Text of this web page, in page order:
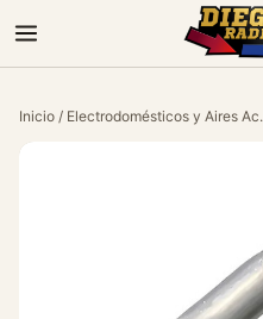
Inicio / Electrodomésticos y Aires Ac.